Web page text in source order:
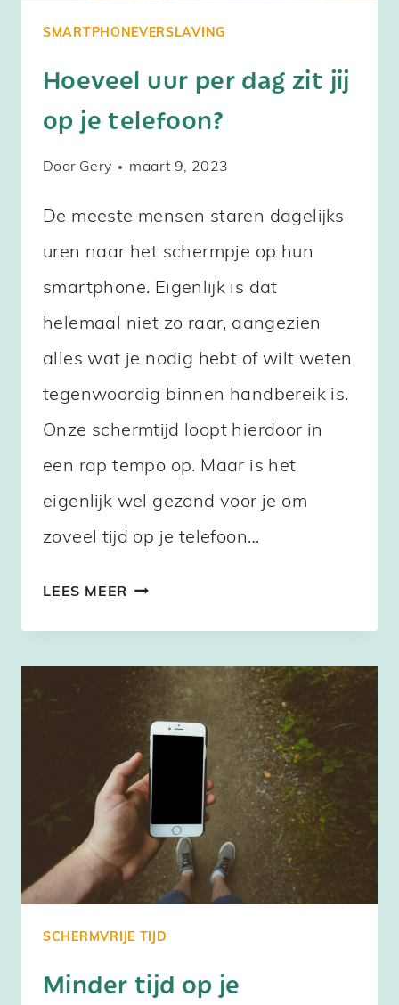
SMARTPHONEVERSLAVING
Hoeveel uur per dag zit jij
op je telefoon?
Door Gery maart 9, 2023
De meeste mensen staren dagelijks
uren naar het schermpje op hun
smartphone. Eigenlijk is dat
helemaal niet zo raar, aangezien
alles wat je nodig hebt of wilt weten
tegenwoordig binnen handbereik is.
Onze schermtijd loopt hierdoor in
een rap tempo op. Maar is het
eigenlijk wel gezond voor je om
zoveel tijd op je telefoon…
LEES MEER HOEVEEL
DAG
JIJ
OP
JE
TELEFOON?
SCHERMVRIJE TIJD
Minder tijd op je